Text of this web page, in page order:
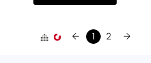
← 1 2 →